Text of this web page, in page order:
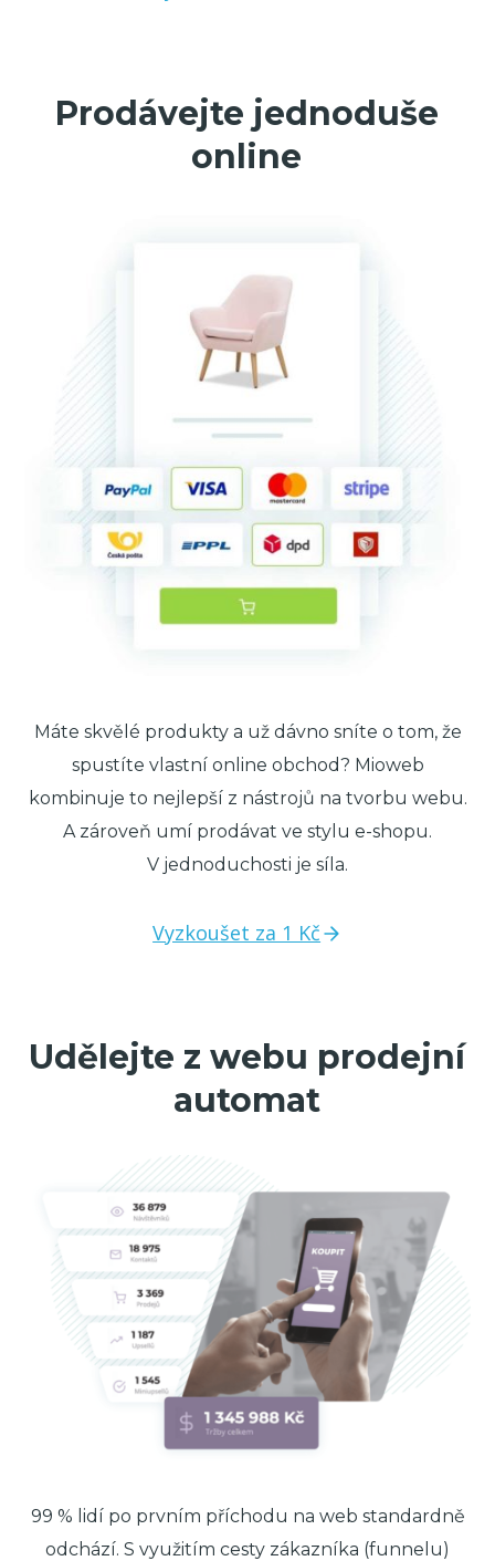
Prodávejte jednoduše
online
Máte skvělé produkty a už dávno sníte o tom, že
spustíte vlastní online obchod? Mioweb
kombinuje to nejlepší z nástrojů na tvorbu webu.
A zároveň umí prodávat ve stylu e-shopu.
V jednoduchosti je síla.
Vyzkoušet za 1 Kč
Udělejte z webu prodejní
automat
99 % lidí po prvním příchodu na web standardně
odchází. S využitím cesty zákazníka (funnelu)